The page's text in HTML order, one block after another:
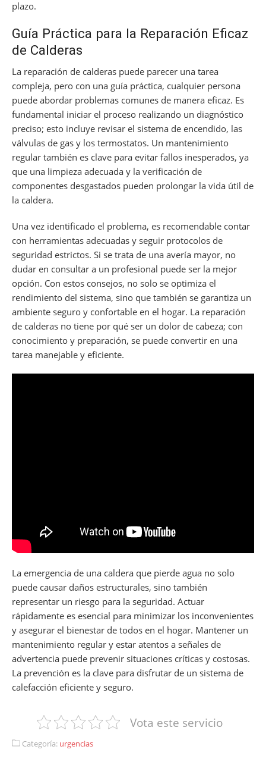
plazo.
Guía Práctica para la Reparación Eficaz
de Calderas
La reparación de calderas puede parecer una tarea
compleja, pero con una guía práctica, cualquier persona
puede abordar problemas comunes de manera eficaz. Es
fundamental iniciar el proceso realizando un diagnóstico
preciso; esto incluye revisar el sistema de encendido, las
válvulas de gas y los termostatos. Un mantenimiento
regular también es clave para evitar fallos inesperados, ya
que una limpieza adecuada y la verificación de
componentes desgastados pueden prolongar la vida útil de
la caldera.
Una vez identificado el problema, es recomendable contar
con herramientas adecuadas y seguir protocolos de
seguridad estrictos. Si se trata de una avería mayor, no
dudar en consultar a un profesional puede ser la mejor
opción. Con estos consejos, no solo se optimiza el
rendimiento del sistema, sino que también se garantiza un
ambiente seguro y confortable en el hogar. La reparación
de calderas no tiene por qué ser un dolor de cabeza; con
conocimiento y preparación, se puede convertir en una
tarea manejable y eficiente.
La emergencia de una caldera que pierde agua no solo
puede causar daños estructurales, sino también
representar un riesgo para la seguridad. Actuar
rápidamente es esencial para minimizar los inconvenientes
y asegurar el bienestar de todos en el hogar. Mantener un
mantenimiento regular y estar atentos a señales de
advertencia puede prevenir situaciones críticas y costosas.
La prevención es la clave para disfrutar de un sistema de
calefacción eficiente y seguro.
Vota este servicio
Categoría: urgencias